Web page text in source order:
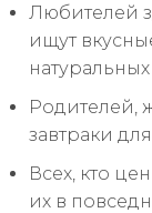
Любителей
ищут
Родителей,
завтраки
Всех, кто
их в